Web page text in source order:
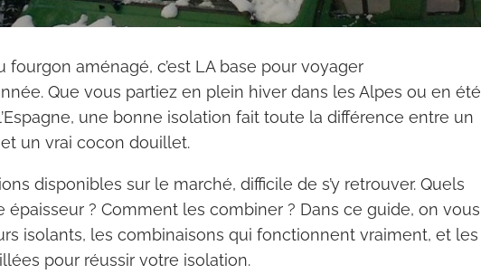
fourgon aménagé, c’est LA base pour voyager
Que vous partiez en plein hiver dans les Alpes ou en été
une bonne isolation fait toute la différence entre un
un vrai cocon douillet.
disponibles sur le marché, difficile de s’y retrouver. Quels
épaisseur ? Comment les combiner ? Dans ce guide, on vous
isolants, les combinaisons qui fonctionnent vraiment, et les
pour réussir votre isolation.